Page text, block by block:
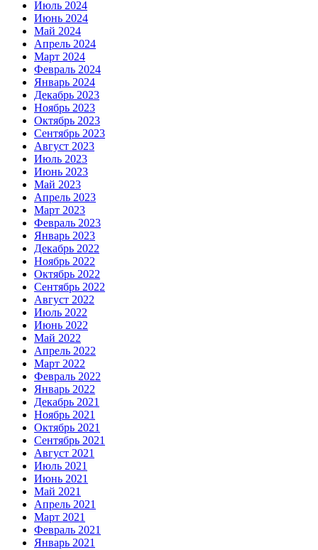
Июль 2024
Июнь 2024
Май 2024
Апрель 2024
Март 2024
Февраль 2024
Январь 2024
Декабрь 2023
Ноябрь 2023
Октябрь 2023
Сентябрь 2023
Август 2023
Июль 2023
Июнь 2023
Май 2023
Апрель 2023
Март 2023
Февраль 2023
Январь 2023
Декабрь 2022
Ноябрь 2022
Октябрь 2022
Сентябрь 2022
Август 2022
Июль 2022
Июнь 2022
Май 2022
Апрель 2022
Март 2022
Февраль 2022
Январь 2022
Декабрь 2021
Ноябрь 2021
Октябрь 2021
Сентябрь 2021
Август 2021
Июль 2021
Июнь 2021
Май 2021
Апрель 2021
Март 2021
Февраль 2021
Январь 2021